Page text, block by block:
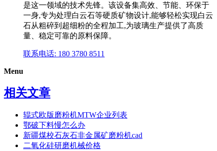
是这一领域的技术先锋。该设备集高效、节能、环保于
一身,专为处理白云石等硬质矿物设计,能够轻松实现白云
石从粗碎到超细粉的全程加工,为玻璃生产提供了高质
量、稳定可靠的原料保障。
联系电话: 180 3780 8511
Menu
相关文章
辊式欧版磨粉机MTW企业列表
鄂破下料慢怎么办
新疆煤校石灰石非金属矿磨粉机cad
二氧化硅研磨机械价格